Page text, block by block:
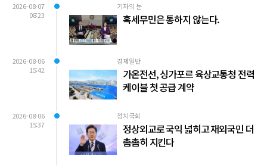
2026-08-07
08:23
기자의 눈
혹세무민은 통하지 않는다.
2026-08-06
15:42
경제일반
가온전선, 싱가포르 육상교통청 전력
케이블 첫 공급 계약
2026-08-06
15:37
정치국회
정상외교로 국익 넓히고 재외국민 더
촘촘히 지킨다